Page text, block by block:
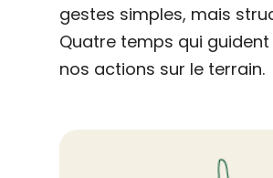
gestes simples, mais
Quatre temps qui
nos actions sur le terrain.